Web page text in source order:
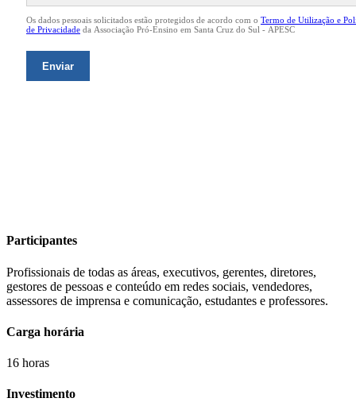
Participantes
Profissionais de todas as áreas, executivos, gerentes, diretores,
gestores de pessoas e conteúdo em redes sociais, vendedores,
assessores de imprensa e comunicação, estudantes e professores.
Carga horária
16 horas
Investimento